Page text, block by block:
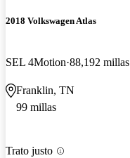
2018 Volkswagen Atlas
SEL 4Motion 88,192 millas
Franklin, TN
99 millas
Trato justo